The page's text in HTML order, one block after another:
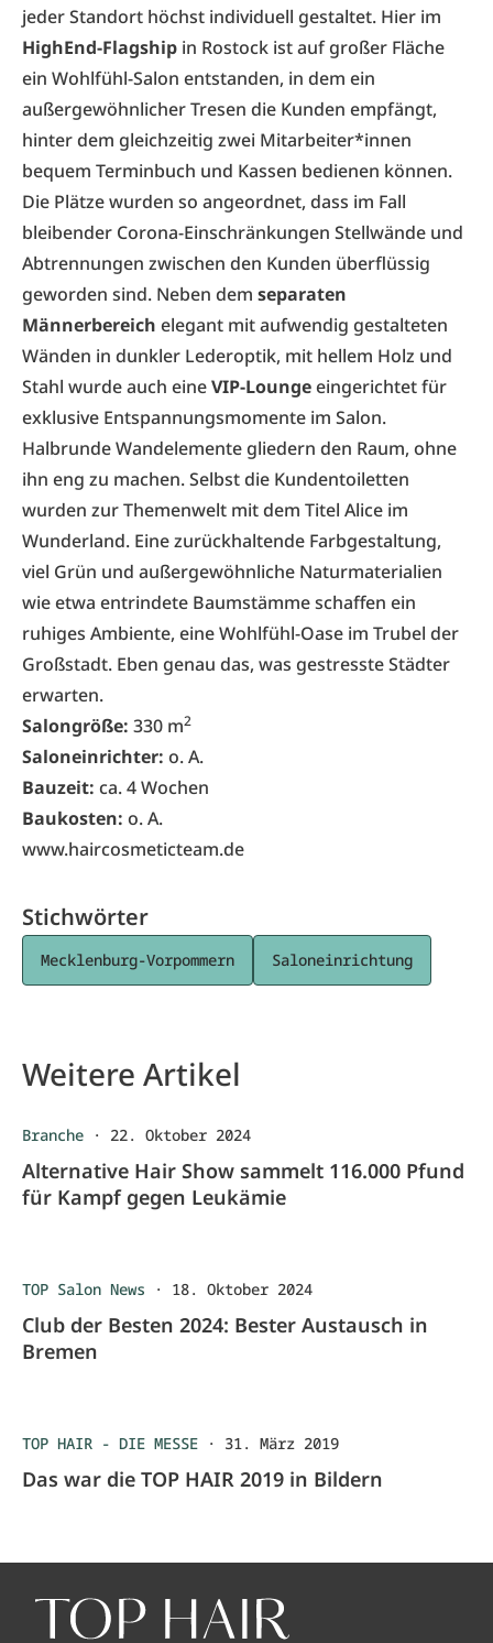
jeder Standort höchst individuell gestaltet. Hier im
HighEnd-Flagship in Rostock ist auf großer Fläche
ein Wohlfühl-Salon entstanden, in dem ein
außergewöhnlicher Tresen die Kunden empfängt,
hinter dem gleichzeitig zwei Mitarbeiter*innen
bequem Terminbuch und Kassen bedienen können.
Die Plätze wurden so angeordnet, dass im Fall
bleibender Corona-Einschränkungen Stellwände und
Abtrennungen zwischen den Kunden überflüssig
geworden sind. Neben dem separaten
Männerbereich elegant mit aufwendig gestalteten
Wänden in dunkler Lederoptik, mit hellem Holz und
Stahl wurde auch eineVIP-Loungeeingerichtet für
exklusive Entspannungsmomente im Salon.
Halbrunde Wandelemente gliedern den Raum, ohne
ihn eng zu machen. Selbst die Kundentoiletten
wurden zur Themenwelt mit dem Titel Alice im
Wunderland. Eine zurückhaltende Farbgestaltung,
viel Grün und außergewöhnliche Naturmaterialien
wie etwa entrindete Baumstämme schaffen ein
ruhiges Ambiente, eine Wohlfühl-Oase im Trubel der
Großstadt. Eben genau das, was gestresste Städter
erwarten.
Salongröße: 330 m2
Saloneinrichter: o. A.
Bauzeit: ca. 4 Wochen
Baukosten: o. A.
www.haircosmeticteam.de
Stichwörter
Mecklenburg-Vorpommern Saloneinrichtung
Weitere Artikel
Branche · 22. Oktober 2024
Alternative Hair Show sammelt 116.000 Pfund
für Kampf gegen Leukämie
TOP Salon News · 18. Oktober 2024
Club der Besten 2024: Bester Austausch in
Bremen
TOP HAIR - DIE MESSE · 31. März 2019
Das war die TOP HAIR 2019 in Bildern